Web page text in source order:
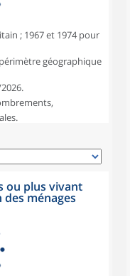
; 1967 et 1974 pour
géographique
ou plus vivant
ménages